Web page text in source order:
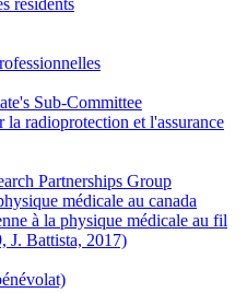
Sub-Committee
radioprotection et l'assurance
Partnerships Group
médicale au canada
à la physique médicale au fil
J. Battista, 2017)